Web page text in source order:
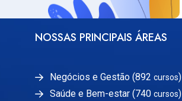
NOSSAS PRINCIPAIS ÁREAS
Negócios e Gestão (892 cursos)
Saúde e Bem-estar (740 cursos)